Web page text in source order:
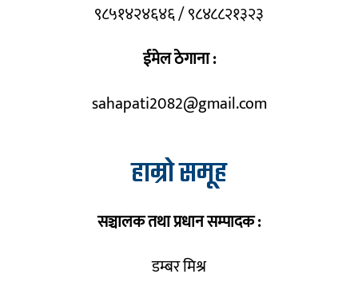
९८५१४२४६४६ / ९८४८८२१३२३
ईमेल ठेगाना :
sahapati2082@gmail.com
हाम्रो समूह
सञ्चालक तथा प्रधान सम्पादक :
डम्बर मिश्र